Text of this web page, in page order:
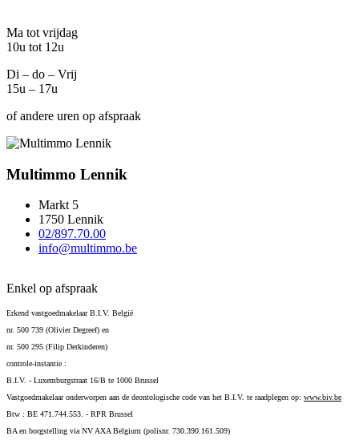
Ma tot vrijdag
10u tot 12u
Di – do – Vrij
15u – 17u
of andere uren op afspraak
Multimmo Lennik
Markt 5
1750 Lennik
02/897.70.00
info@multimmo.be
Enkel op afspraak
Erkend vastgoedmakelaar B.I.V. België
nr. 500 739 (Olivier Degreef) en
nr. 500 295 (Filip Derkinderen)
controle-instantie :
B.I.V. - Luxemburgstraat 16/B te 1000 Brussel
Vastgoedmakelaar onderworpen aan de deontologische code van het B.I.V. te raadplegen op: www.biv.be
Btw : BE 471.744.553. - RPR Brussel
BA en borgstelling via NV AXA Belgium (polisnr. 730.390.161.509)